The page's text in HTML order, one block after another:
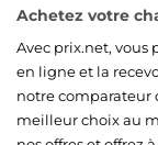
Achetez votre
Avec prix.net, vous
en ligne et la
notre comparateur
meilleur choix au